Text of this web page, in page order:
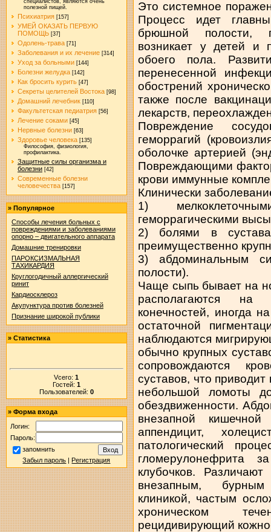
специалистов, являются очень
полезной пищей.
Психиатрия [157]
УМЕЙ ОКАЗАТЬ ПЕРВУЮ
ПОМОЩЬ [37]
Одолень-трава [71]
Заболевания и их лечение [314]
Уход за больными [144]
Болезни желудка [142]
Как бросить курить [47]
Секреты целителей Востока [98]
Домашний лечебник [110]
Факультетская педиатрия [56]
Лечение соками [45]
Нервные болезни [63]
Здоровье человека [135]
Философия, физиология,
профилактика.
Защитные силы организма и
болезни [42]
Современные болезни
человечества [157]
» Популярное
Способы лечения больных с
повреждениями и заболеваниями
опорно – двигательного аппарата
Домашние тренировки
ПАРОКСИЗМАЛЬНАЯ
ТАХИКАРДИЯ
Круглогодичный аллергический
ринит
Кардиосклероз
Акупунктура против болезней
Признание широкой публики
» Статистика
Vсего:1
Гостей: 1
Пользователей: 0
» Форма входа
Логин:
Пароль:
запомнить
Забыл пароль |Регистрация
Это системное
Процесс идет
брюшной полости,
возникает у детей и
обоего пола.
перенесенной
обострений
также после
лекарств,
Повреждение
геморрагий
оболочке артерией
Повреждающими
крови иммунные
Клинически
1)
геморрагическими
2) болями в
преимущественно
3) абдоминальным
полости).
Чаще сыпь бывает на
располагаются на
конечностей, иногда
остаточной
наблюдаются
обычно крупных
сопровождаются
суставов, что
небольшой ломоты
обездвиженности.
внезапной кишечной
аппендицит,
патологический
гломерулонефрита
клубочков.
внезапным,
клиникой, частым
хроническом
рецидивирующий